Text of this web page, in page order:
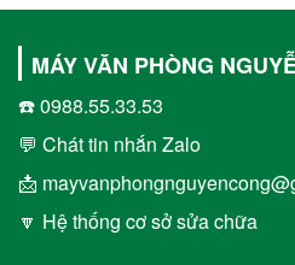
MÁY VĂN PHÒNG
☎️ 0988.55.33.53
💬 Chát tin nhắn Zalo
📩
🔽 Hệ thống cơ sở sửa chữa